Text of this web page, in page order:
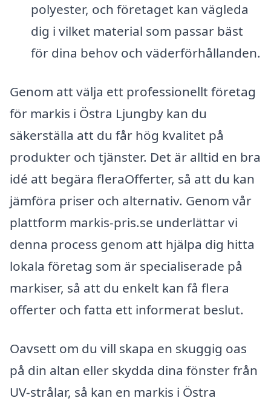
polyester, och företaget kan vägleda
dig i vilket material som passar bäst
för dina behov och väderförhållanden.
Genom att välja ett professionellt företag
för markis i Östra Ljungby kan du
säkerställa att du får hög kvalitet på
produkter och tjänster. Det är alltid en bra
idé att begära fleraOfferter, så att du kan
jämföra priser och alternativ. Genom vår
plattform markis-pris.se underlättar vi
denna process genom att hjälpa dig hitta
lokala företag som är specialiserade på
markiser, så att du enkelt kan få flera
offerter och fatta ett informerat beslut.
Oavsett om du vill skapa en skuggig oas
på din altan eller skydda dina fönster från
UV-strålar, så kan en markis i Östra